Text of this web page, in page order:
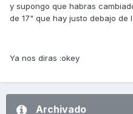
y supongo que habras
de 17" que hay justo debajo de
Ya nos diras :okey
Archivado